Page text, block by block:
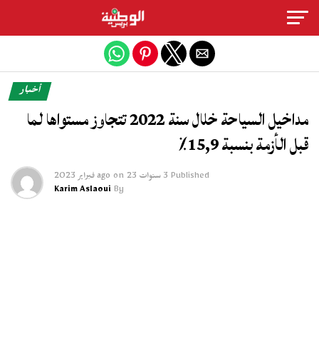
أخبار
مداخيل السياحة خلال سنة 2022 تتجاوز مستواها لما
قبل الأزمة بنسبة 15,9٪
Published 3 سنوات ago on 23 فبراير 2023
By
Karim Aslaoui
Exit mobile version